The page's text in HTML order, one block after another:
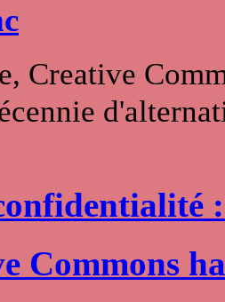
Creative
Commons